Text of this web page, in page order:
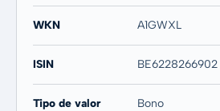
WKN A1GWXL
ISIN BE6228266902
Tipo de valor Bono